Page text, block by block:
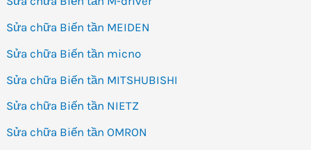
Sửa chữa Biến tần MEIDEN
Sửa chữa Biến tần micno
Sửa chữa Biến tần MITSHUBISHI
Sửa chữa Biến tần NIETZ
Sửa chữa Biến tần OMRON